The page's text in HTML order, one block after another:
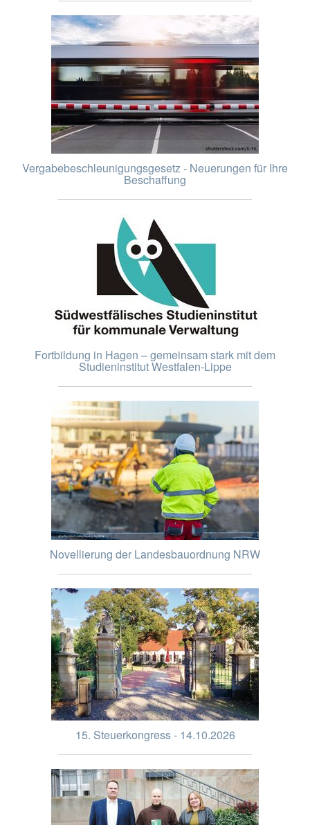
Vergabebeschleunigungsgesetz - Neuerungen für Ihre
Beschaffung
Fortbildung in Hagen – gemeinsam stark mit dem
Studieninstitut Westfalen-Lippe
Novellierung der Landesbauordnung NRW
15. Steuerkongress - 14.10.2026